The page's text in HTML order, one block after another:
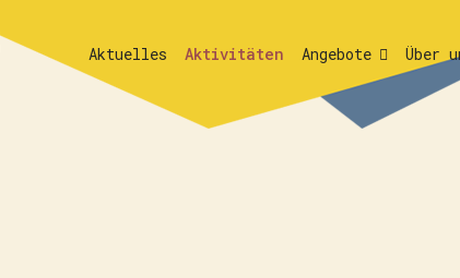
Aktuelles Aktivitäten Angebote Über